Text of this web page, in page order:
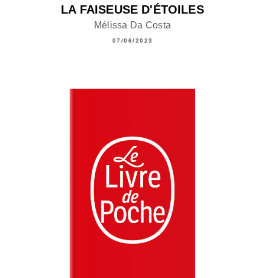
LA FAISEUSE D'ÉTOILES
Mélissa Da Costa
07/06/2023